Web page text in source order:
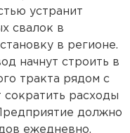
устранит
свалок в
в регионе.
начнут строить в
тракта рядом с
расходы
должно
ежедневно.